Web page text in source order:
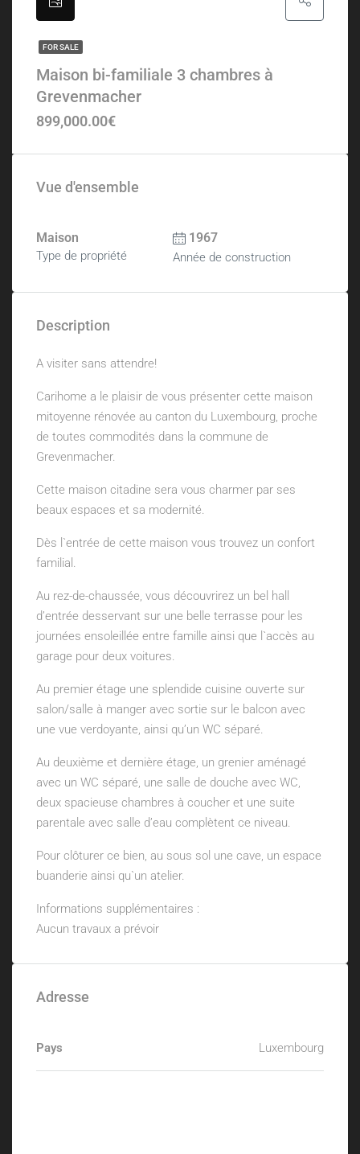
FOR SALE
Maison bi-familiale 3 chambres à
Grevenmacher
899,000.00€
Vue d'ensemble
Maison
Type de propriété
1967
Année de construction
Description
A visiter sans attendre!
Carihome a le plaisir de vous présenter cette maison
mitoyenne rénovée au canton du Luxembourg, proche
de toutes commodités dans la commune de
Grevenmacher.
Cette maison citadine sera vous charmer par ses
beaux espaces et sa modernité.
Dès l`entrée de cette maison vous trouvez un confort
familial.
Au rez-de-chaussée, vous découvrirez un bel hall
d’entrée desservant sur une belle terrasse pour les
journées ensoleillée entre famille ainsi que l`accès au
garage pour deux voitures.
Au premier étage une splendide cuisine ouverte sur
salon/salle à manger avec sortie sur le balcon avec
une vue verdoyante, ainsi qu’un WC séparé.
Au deuxième et dernière étage, un grenier aménagé
avec un WC séparé, une salle de douche avec WC,
deux spacieuse chambres à coucher et une suite
parentale avec salle d’eau complètent ce niveau.
Pour clôturer ce bien, au sous sol une cave, un espace
buanderie ainsi qu`un atelier.
Informations supplémentaires :
Aucun travaux a prévoir
Adresse
Pays Luxembourg